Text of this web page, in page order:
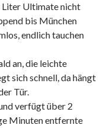
Liter Ultimate nicht
bis München
endlich tauchen
an, die leichte
sich schnell, da hängt
Tür.
verfügt über 2
Minuten entfernte